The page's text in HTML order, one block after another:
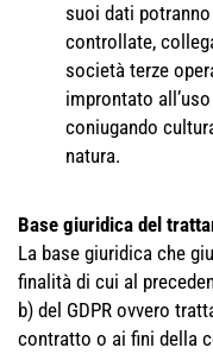
suoi dati
controllate,
società terze
improntato
coniugando
natura.
Base giuridica del
La base giuridica che
finalità di cui al
b) del GDPR ovvero
contratto o ai fini della